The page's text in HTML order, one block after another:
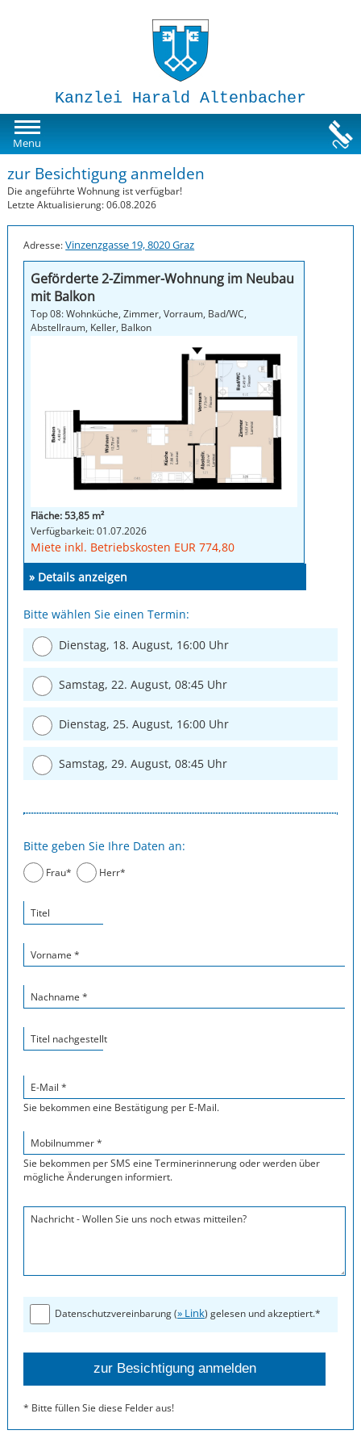
Kanzlei Harald Altenbacher
Menu
Susi-Sorglos Anlegerwohnungen
Impressum
zur Besichtigung anmelden
Die angeführte Wohnung ist verfügbar!
Letzte Aktualisierung: 06.08.2026
Adresse:Vinzenzgasse 19, 8020 Graz
Geförderte 2-Zimmer-Wohnung im Neubau
mit Balkon
Top 08: Wohnküche, Zimmer, Vorraum, Bad/WC,
Abstellraum, Keller, Balkon
Fläche: 53,85 m²
Verfügbarkeit: 01.07.2026
Miete inkl. Betriebskosten EUR 774,80
» Details anzeigen
Bitte wählen Sie einen Termin:
Dienstag, 18. August, 16:00 Uhr
Samstag, 22. August, 08:45 Uhr
Dienstag, 25. August, 16:00 Uhr
Samstag, 29. August, 08:45 Uhr
Bitte geben Sie Ihre Daten an:
Frau* Herr*
Titel
Vorname *
Nachname *
Titel nachgestellt
E-Mail *
Sie bekommen eine Bestätigung per E-Mail.
Mobilnummer *
Sie bekommen per SMS eine Terminerinnerung oder werden über
mögliche Änderungen informiert.
Nachricht - Wollen Sie uns noch etwas mitteilen?
Datenschutzvereinbarung (» Link) gelesen und akzeptiert.*
* Bitte füllen Sie diese Felder aus!